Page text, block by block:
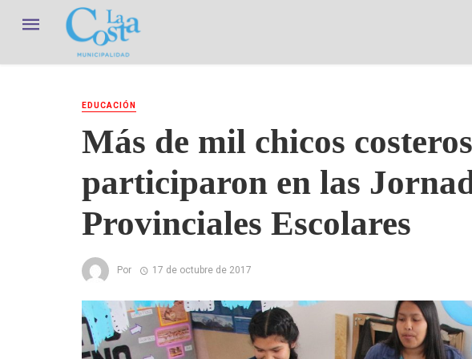
EDUCACIÓN
Más de mil chicos
participaron en las
Provinciales Escolares
Por 17 de octubre de 2017